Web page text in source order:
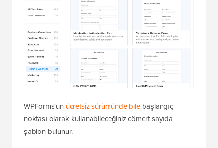
WPForms'un ücretsiz sürümünde bile başlangıç
noktası olarak kullanabileceğiniz cömert sayıda
şablon bulunur.